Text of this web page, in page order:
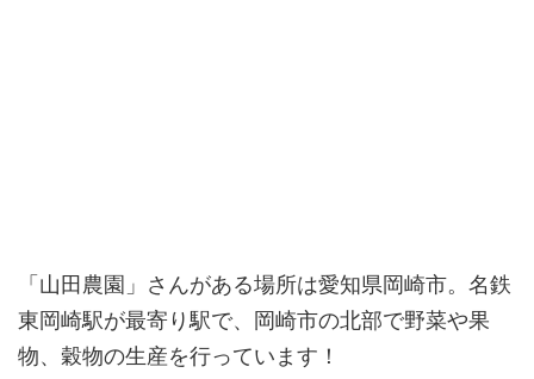
「山田農園」さんがある場所は愛知県岡崎市。名鉄
東岡崎駅が最寄り駅で、岡崎市の北部で野菜や果
物、穀物の生産を行っています！